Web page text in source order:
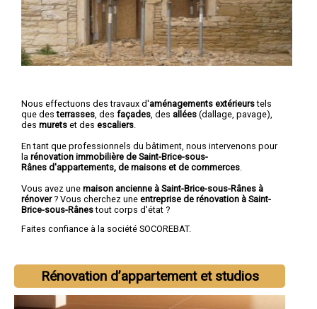
Nous effectuons des travaux d'aménagements extérieurstels
que desterrasses , des façades , des allées (dallage, pavage),
des murets et des escaliers
En tant que professionnels du bâtiment, nous intervenons pour
la rénovation immobilière de Saint-Brice-sous-
Rânes d'appartements, de maisons et de commerces
Vous avez une maison ancienne à Saint-Brice-sous-Rânes à
rénover? Vous cherchez une entreprise de rénovation à Saint-
Brice-sous-Rânestout corps d'état ?
Faites confiance à la société SOCOREBAT.
Rénovation d’appartement et studios